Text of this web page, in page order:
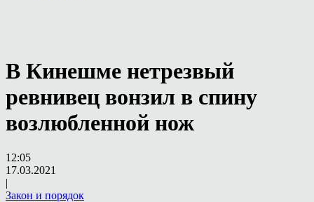
В Кинешме нетрезвый
ревнивец вонзил в спину
возлюбленной нож
12:05
17.03.2021
|
Закон и порядок